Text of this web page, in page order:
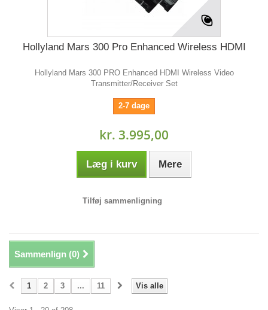
Hollyland Mars 300 Pro Enhanced Wireless HDMI
Hollyland Mars 300 PRO Enhanced HDMI Wireless Video
Transmitter/Receiver Set
2-7 dage
kr. 3.995,00
Læg i kurv Mere
Tilføj sammenligning
Sammenlign (0)
Vis alle
1 2 3 ... 11